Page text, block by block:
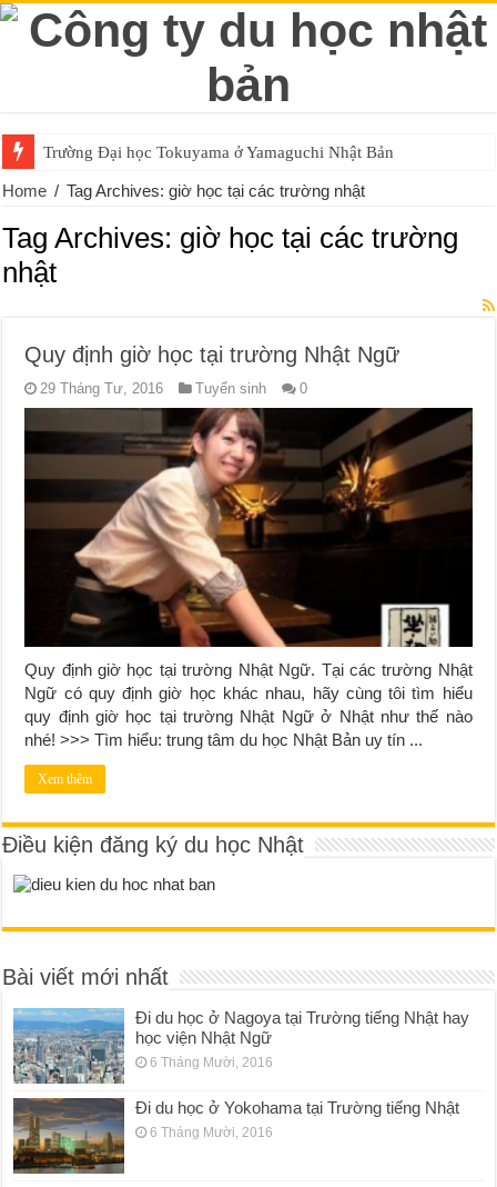
Trường Đại học Tokuyama ở Yamaguchi Nhật Bản
Home / Tag Archives: giờ học tại các trường nhật
Tag Archives: giờ học tại các trường
nhật
Quy định giờ học tại trường Nhật Ngữ
29 Tháng Tư, 2016 Tuyển sinh 0
Quy định giờ học tại trường Nhật Ngữ. Tại các trường Nhật
Ngữ có quy định giờ học khác nhau, hãy cùng tôi tìm hiểu
quy định giờ học tại trường Nhật Ngữ ở Nhật như thế nào
nhé! >>> Tìm hiểu: trung tâm du học Nhật Bản uy tín ...
Xem thêm
Điều kiện đăng ký du học Nhật
Bài viết mới nhất
Đi du học ở Nagoya tại Trường tiếng Nhật hay
học viện Nhật Ngữ
6 Tháng Mười, 2016
Đi du học ở Yokohama tại Trường tiếng Nhật
6 Tháng Mười, 2016